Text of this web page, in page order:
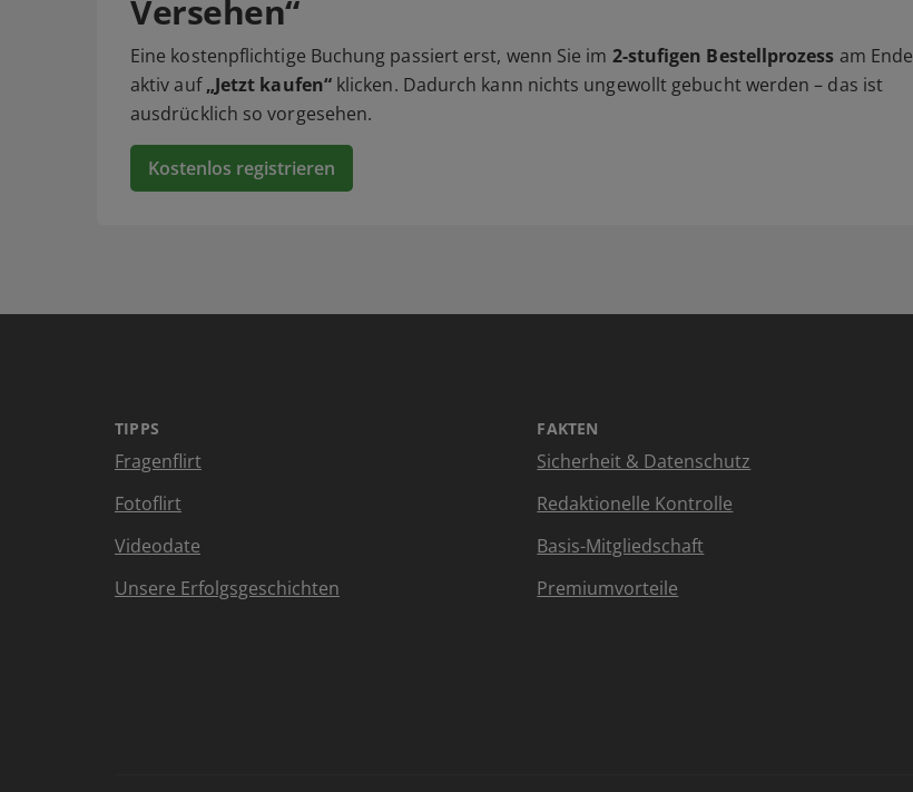
Versehen“
Eine kostenpflichtige Buchung passiert erst, wenn Sie im 2-stufigen Bestellprozess am Ende
aktiv auf„Jetzt kaufen“klicken. Dadurch kann nichts ungewollt gebucht werden – das ist
ausdrücklich so vorgesehen.
Kostenlos registrieren
TIPPS
Fragenflirt
Fotoflirt
Videodate
Unsere Erfolgsgeschichten
FAKTEN
Sicherheit & Datenschutz
Redaktionelle Kontrolle
Basis-Mitgliedschaft
Premiumvorteile